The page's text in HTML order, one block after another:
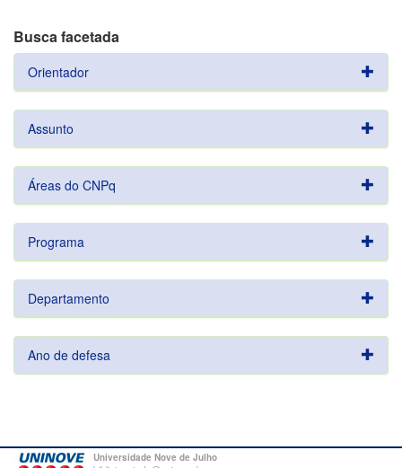
Busca facetada
Orientador
Assunto
Áreas do CNPq
Programa
Departamento
Ano de defesa
Universidade Nove de Julho